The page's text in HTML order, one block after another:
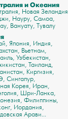
и Океания
Новая Зеландия
Науру Самоа
Вануату Тувалу
Япония Индия
Вьетнам
Узбекистан
Таиланд
Киргизия
Сингапур
Корея Иран
Шри-Ланка
Филиппины
Иордания
Арави...